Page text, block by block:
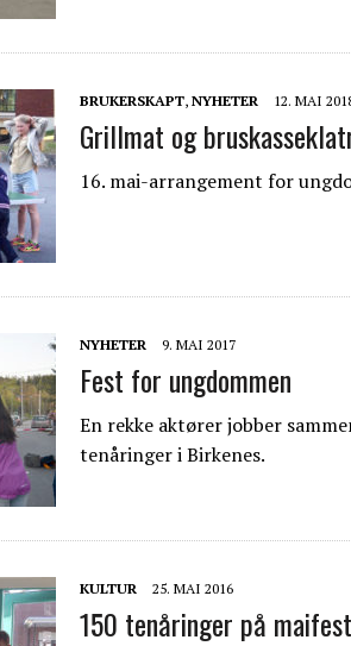
BRUKERSKAPT, NYHETER 12. MAI
Grillmat og
16. mai-arrangement for
NYHETER 9. MAI 2017
Fest for ungdommen
En rekke aktører jobber
tenåringer i Birkenes.
KULTUR 25. MAI 2016
150 tenåringer på maifest